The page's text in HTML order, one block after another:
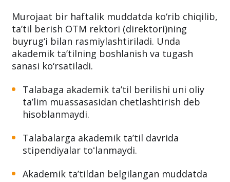
Murojaat bir haftalik muddatda ko‘rib chiqilib,
ta’til berish OTM rektori (direktori)ning
buyrug‘i bilan rasmiylashtiriladi. Unda
akademik ta’tilning boshlanish va tugash
sanasi ko‘rsatiladi.
Talabaga akademik taʼtil berilishi uni oliy
taʼlim muassasasidan chetlashtirish deb
hisoblanmaydi.
Talabalarga akademik taʼtil davrida
stipendiyalar toʻlanmaydi.
Akademik taʼtildan belgilangan muddatda